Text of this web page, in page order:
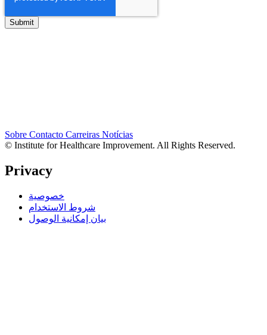
Sobre Contacto Carreiras Notícias
© Institute for Healthcare Improvement. All Rights Reserved.
Privacy
خصوصية
شروط الاستخدام
بيان إمكانية الوصول